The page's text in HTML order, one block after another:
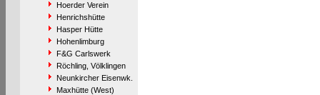
Hoerder Verein
Henrichshütte
Hasper Hütte
Hohenlimburg
F&G Carlswerk
Röchling, Völklingen
Neunkircher Eisenwk.
Maxhütte (West)